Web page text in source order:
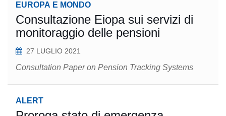
EUROPA E MONDO
Consultazione Eiopa sui servizi di
monitoraggio delle pensioni
27 LUGLIO 2021
Consultation Paper on Pension Tracking Systems
ALERT